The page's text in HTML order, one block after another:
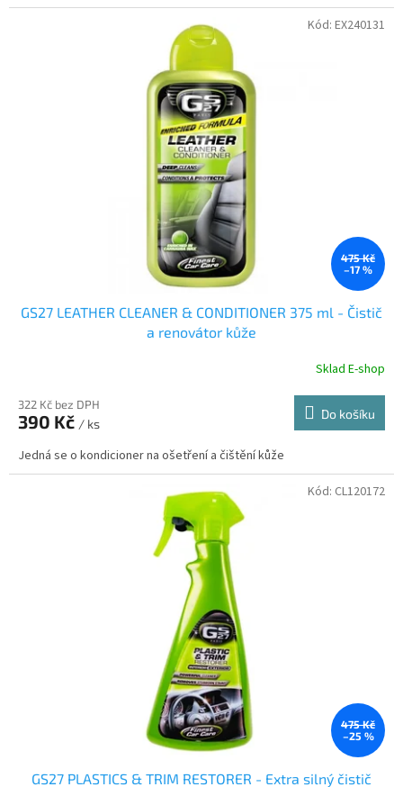
475 Kč
–17 %
GS27 LEATHER CLEANER & CONDITIONER 375 ml - Čistič
a renovátor kůže
Sklad E-shop
322 Kč bez DPH
390 Kč / ks
Do košíku
Jedná se o kondicioner na ošetření a čištění kůže
Kód: EX240131
475 Kč
–25 %
GS27 PLASTICS & TRIM RESTORER - Extra silný čistič
Kód: CL120172